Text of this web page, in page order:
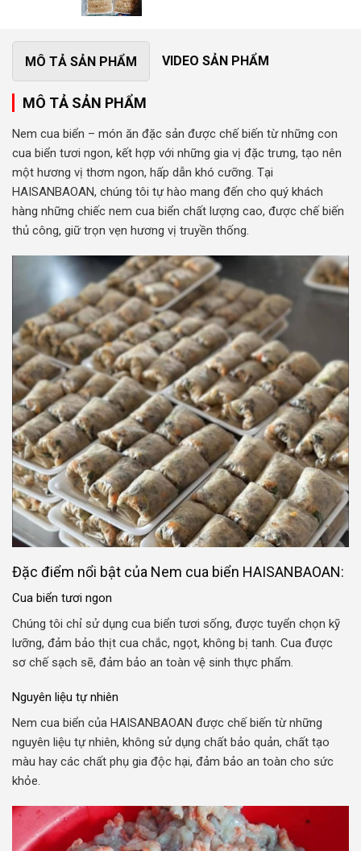
MÔ TẢ SẢN PHẨM VIDEO SẢN PHẨM
MÔ TẢ SẢN PHẨM
Nem cua biển – món ăn đặc sản được chế biến từ những con
cua biển tươi ngon, kết hợp với những gia vị đặc trưng, tạo nên
một hương vị thơm ngon, hấp dẫn khó cưỡng. Tại
HAISANBAOAN, chúng tôi tự hào mang đến cho quý khách
hàng những chiếc nem cua biển chất lượng cao, được chế biến
thủ công, giữ trọn vẹn hương vị truyền thống.
Đặc điểm nổi bật của Nem cua biển HAISANBAOAN:
Cua biển tươi ngon
Chúng tôi chỉ sử dụng cua biển tươi sống, được tuyển chọn kỹ
lưỡng, đảm bảo thịt cua chắc, ngọt, không bị tanh. Cua được
sơ chế sạch sẽ, đảm bảo an toàn vệ sinh thực phẩm.
Nguyên liệu tự nhiên
Nem cua biển của HAISANBAOAN được chế biến từ những
nguyên liệu tự nhiên, không sử dụng chất bảo quản, chất tạo
màu hay các chất phụ gia độc hại, đảm bảo an toàn cho sức
khỏe.